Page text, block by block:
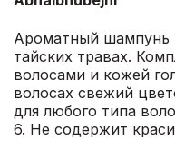
Ароматный шампунь
тайских травах.
волосами и кожей
волосах свежий
для любого типа
6. Не содержит